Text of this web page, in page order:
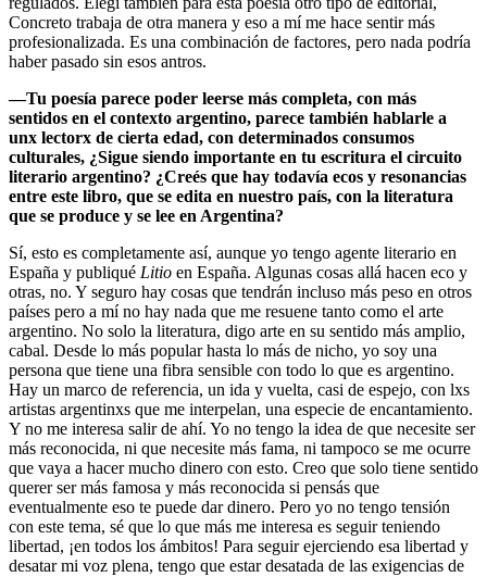
Concreto trabaja de otra manera y eso a mí me hace sentir más
profesionalizada. Es una combinación de factores, pero nada podría
haber pasado sin esos antros.
—Tu poesía parece poder leerse más completa, con más
sentidos en el contexto argentino, parece también hablarle a
unx lectorx de cierta edad, con determinados consumos
culturales, ¿Sigue siendo importante en tu escritura el circuito
literario argentino? ¿Creés que hay todavía ecos y resonancias
entre este libro, que se edita en nuestro país, con la literatura
que se produce y se lee en Argentina?
Sí, esto es completamente así, aunque yo tengo agente literario en
España y publiqué Litio en España. Algunas cosas allá hacen eco y
otras, no. Y seguro hay cosas que tendrán incluso más peso en otros
países pero a mí no hay nada que me resuene tanto como el arte
argentino. No solo la literatura, digo arte en su sentido más amplio,
cabal. Desde lo más popular hasta lo más de nicho, yo soy una
persona que tiene una fibra sensible con todo lo que es argentino.
Hay un marco de referencia, un ida y vuelta, casi de espejo, con lxs
artistas argentinxs que me interpelan, una especie de encantamiento.
Y no me interesa salir de ahí. Yo no tengo la idea de que necesite ser
más reconocida, ni que necesite más fama, ni tampoco se me ocurre
que vaya a hacer mucho dinero con esto. Creo que solo tiene sentido
querer ser más famosa y más reconocida si pensás que
eventualmente eso te puede dar dinero. Pero yo no tengo tensión
con este tema, sé que lo que más me interesa es seguir teniendo
libertad, ¡en todos los ámbitos! Para seguir ejerciendo esa libertad y
desatar mi voz plena, tengo que estar desatada de las exigencias de